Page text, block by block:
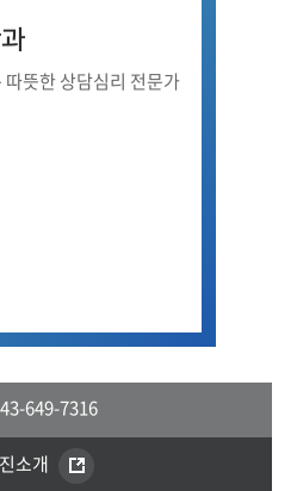
뜻한 상담심리 전문가
649-7316
소개